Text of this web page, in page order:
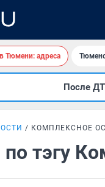
Тюмени: адреса
После
КОМПЛЕКСНОЕ
тэгу